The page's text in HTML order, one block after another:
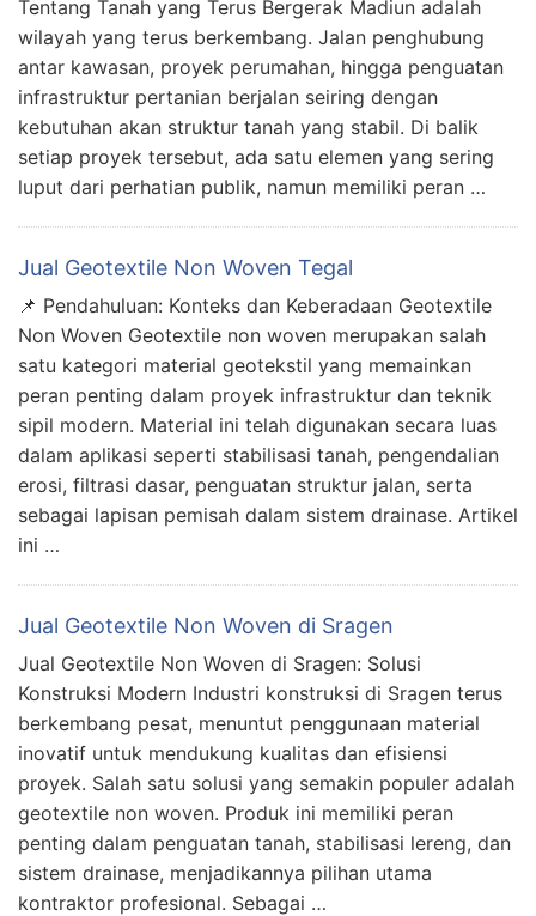
Tentang Tanah yang Terus Bergerak Madiun adalah
wilayah yang terus berkembang. Jalan penghubung
antar kawasan, proyek perumahan, hingga penguatan
infrastruktur pertanian berjalan seiring dengan
kebutuhan akan struktur tanah yang stabil. Di balik
setiap proyek tersebut, ada satu elemen yang sering
luput dari perhatian publik, namun memiliki peran …
Jual Geotextile Non Woven Tegal
📌 Pendahuluan: Konteks dan Keberadaan Geotextile
Non Woven Geotextile non woven merupakan salah
satu kategori material geotekstil yang memainkan
peran penting dalam proyek infrastruktur dan teknik
sipil modern. Material ini telah digunakan secara luas
dalam aplikasi seperti stabilisasi tanah, pengendalian
erosi, filtrasi dasar, penguatan struktur jalan, serta
sebagai lapisan pemisah dalam sistem drainase. Artikel
ini …
Jual Geotextile Non Woven di Sragen
Jual Geotextile Non Woven di Sragen: Solusi
Konstruksi Modern Industri konstruksi di Sragen terus
berkembang pesat, menuntut penggunaan material
inovatif untuk mendukung kualitas dan efisiensi
proyek. Salah satu solusi yang semakin populer adalah
geotextile non woven. Produk ini memiliki peran
penting dalam penguatan tanah, stabilisasi lereng, dan
sistem drainase, menjadikannya pilihan utama
kontraktor profesional. Sebagai …